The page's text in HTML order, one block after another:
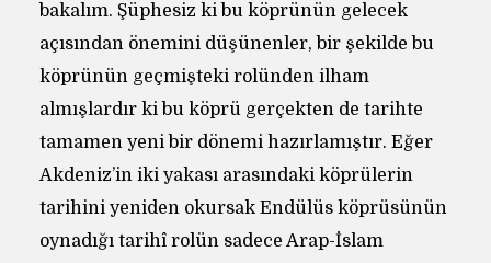
bakalım. Şüphesiz ki bu köprünün gelecek
açısından önemini düşünenler, bir şekilde bu
köprünün geçmişteki rolünden ilham
almışlardır ki bu köprü gerçekten de tarihte
tamamen yeni bir dönemi hazırlamıştır. Eğer
Akdeniz’in iki yakası arasındaki köprülerin
tarihini yeniden okursak Endülüs köprüsünün
oynadığı tarihî rolün sadece Arap-İslam